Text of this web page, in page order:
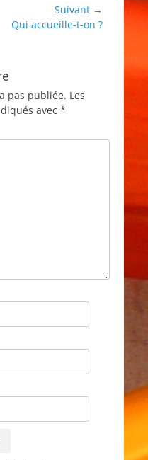
Suivant →
Qui accueille-t-on ?
pas publiée. Les
avec *